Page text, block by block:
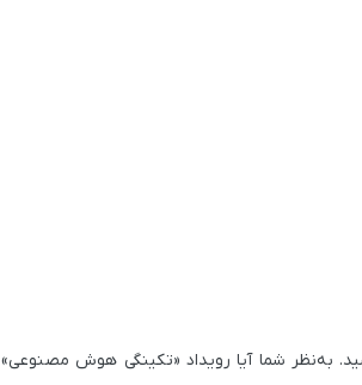
به‌نظر شما آیا رویداد «تکینگی هوش مصنوعی»